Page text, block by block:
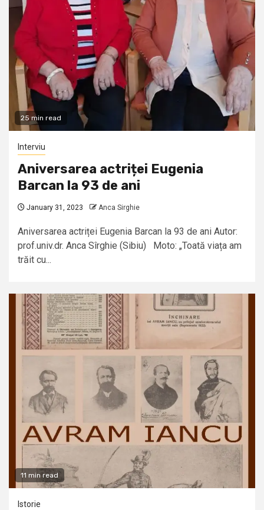
25 min read
Interviu
Aniversarea actriței Eugenia
Barcan la 93 de ani
January 31, 2023 Anca Sirghie
Aniversarea actriței Eugenia Barcan la 93 de ani Autor:
prof.univ.dr. Anca Sîrghie (Sibiu) Moto: „Toată viața am
trăit cu...
11 min read
Istorie